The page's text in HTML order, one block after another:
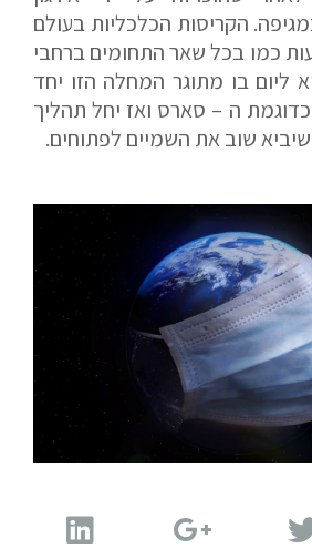
הקריסות הכלכליות בעולם
כמו בכל שאר התחומים ברחבי
ליום בו מתוגר המחלה הזו יחד
ה – סארס ואז יחל תהליך
שוב את השמיים לפתוחים.
לפה,
מעוניינים
אתכם, לענות על כל שאלה
את החלומות שלכם בעולם התעופה.
לנו פרטים ונחזור אליכם.